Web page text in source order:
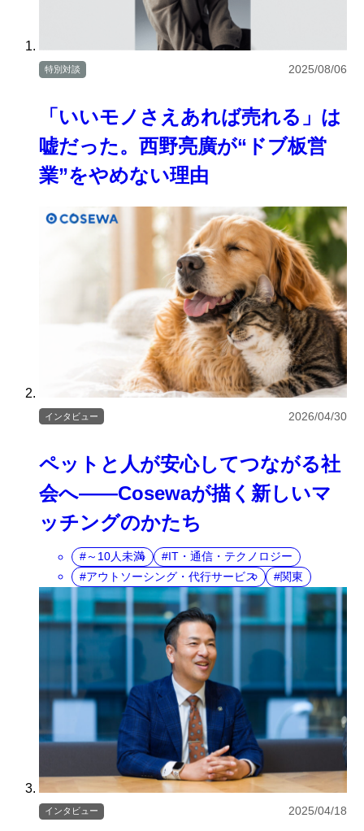
「いいモノさえあれば売れる」は
嘘だった。西野亮廣が“ドブ板営
業”をやめない理由
特別対談 2025/08/06
ペットと人が安心してつながる社
会へ――Cosewaが描く新しいマ
ッチングのかたち
インタビュー 2026/04/30
～10人未満
IT・通信・テクノロジー
アウトソーシング・代行サービス
関東
インタビュー 2025/04/18